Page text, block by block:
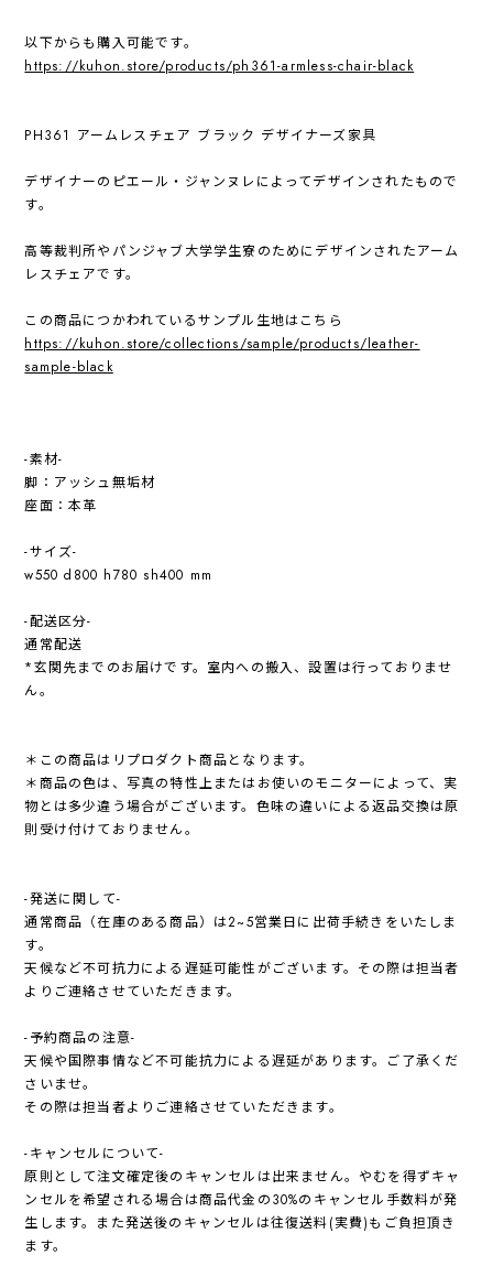
以下からも購入可能です。
https://kuhon.store/products/ph361-armless-chair-black
PH361 アームレスチェア ブラック デザイナーズ家具
デザイナーのピエール・ジャンヌレによってデザインされたもので
す。
高等裁判所やパンジャブ大学学生寮のためにデザインされたアーム
レスチェアです。
この商品につかわれているサンプル生地はこちら
https://kuhon.store/collections/sample/products/leather-
sample-black
-素材-
脚：アッシュ無垢材
座面：本革
-サイズ-
w550 d800 h780 sh400 mm
-配送区分-
通常配送
*玄関先までのお届けです。室内への搬入、設置は行っておりませ
ん。
＊この商品はリプロダクト商品となります。
＊商品の色は、写真の特性上またはお使いのモニターによって、実
物とは多少違う場合がございます。色味の違いによる返品交換は原
則受け付けておりません。
-発送に関して-
通常商品（在庫のある商品）は2~5営業日に出荷手続きをいたしま
す。
天候など不可抗力による遅延可能性がございます。その際は担当者
よりご連絡させていただきます。
-予約商品の注意-
天候や国際事情など不可能抗力による遅延があります。ご了承くだ
さいませ。
その際は担当者よりご連絡させていただきます。
-キャンセルについて-
原則として注文確定後のキャンセルは出来ません。やむを得ずキャ
ンセルを希望される場合は商品代金の30%のキャンセル手数料が発
生します。また発送後のキャンセルは往復送料(実費)もご負担頂き
ます。